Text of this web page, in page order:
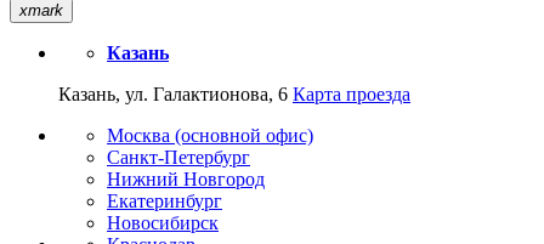
xmark
Казань
Казань, ул. Галактионова, 6 Карта проезда
Москва (основной офис)
Санкт-Петербург
Нижний Новгород
Екатеринбург
Новосибирск